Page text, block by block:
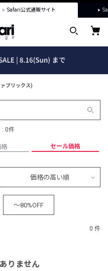
Safari公式通販サイト
ブリックス)
: 0件
格 セール価格
価格の高い順
～80%OFF
0 件
りません